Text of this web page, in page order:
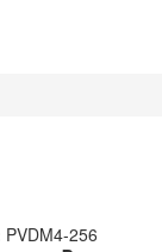
PVDM4-256